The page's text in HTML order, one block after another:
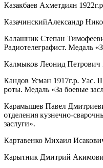
Казакбаев Ахметдиян
КазачинскийАлександр
Калашник Степан
Радиотелеграфист. Медаль
Калмыков Леонид Петрович
Кандов Усман 1917г.р. Уас.
роты. Медаль «За боевые
Карамышев Павел
отделения кузнечно-
заслуги».
Картавенко Михаил
Карытник Дмитрий